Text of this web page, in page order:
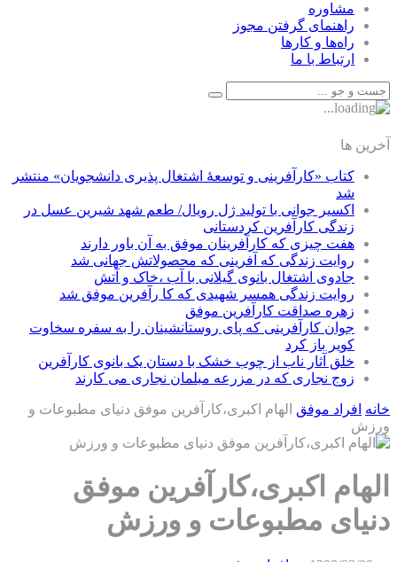
مشاوره
راهنمای گرفتن مجوز
راه‌ها و كارها
ارتباط با ما
آخرین ها
کتاب «کارآفرینی و توسعۀ اشتغال پذیری دانشجویان» منتشر
شد
اکسیر جوانی با تولید ژل رویال/ طعم شهد شیرین عسل‌ در
زندگی کارآفرین کردستانی
هفت چیزی که کارآفرینان موفق به آن باور دارند
روایت زندگی که آفرینی که محصولاتش جهانی شد
جادوی اشتغال بانوی گیلانی با آب ،خاک و آتش
روایت زندگی همسر شهیدی که کا رآفرین موفق شد
زهره صداقت کارآفرین موفق
جوان کارآفرینی که پای روستانشینان را به سفره سخاوت
کویر باز کرد
خلق آثار ناب از چوب خشک با دستان یک بانوی کارآفرین
زوج نجاری که در مزرعه مبلمان نجاری می کارند
خانه افراد موفق الهام اکبری،کارآفرین موفق دنیای مطبوعات و
ورزش
الهام اکبری،کارآفرین موفق
دنیای مطبوعات و ورزش